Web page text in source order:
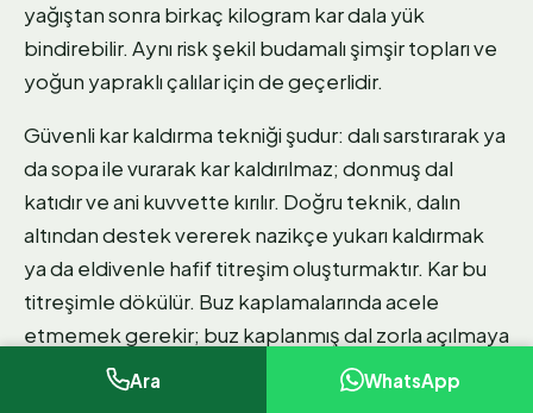
yağıştan sonra birkaç kilogram kar dala yük
bindirebilir. Aynı risk şekil budamalı şimşir topları ve
yoğun yapraklı çalılar için de geçerlidir.
Güvenli kar kaldırma tekniği şudur: dalı sarstırarak ya
da sopa ile vurarak kar kaldırılmaz; donmuş dal
katıdır ve ani kuvvette kırılır. Doğru teknik, dalın
altından destek vererek nazikçe yukarı kaldırmak
ya da eldivenle hafif titreşim oluşturmaktır. Kar bu
titreşimle dökülür. Buz kaplamalarında acele
etmemek gerekir; buz kaplanmış dal zorla açılmaya
çalışılırsa kırılır, ısınmasını beklemek ya da çok hafif
Ara WhatsApp